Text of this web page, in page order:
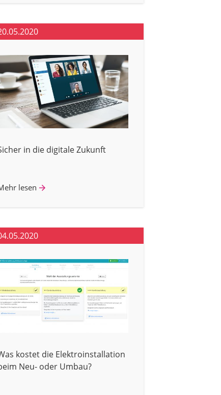
in die digitale Zukunft
lesen
kostet die Elektroinstallation
Neu- oder Umbau?